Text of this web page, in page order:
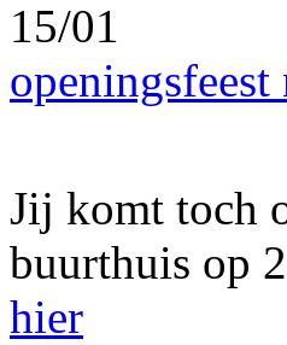
15/01
Jij komt toch
buurthuis op
hier